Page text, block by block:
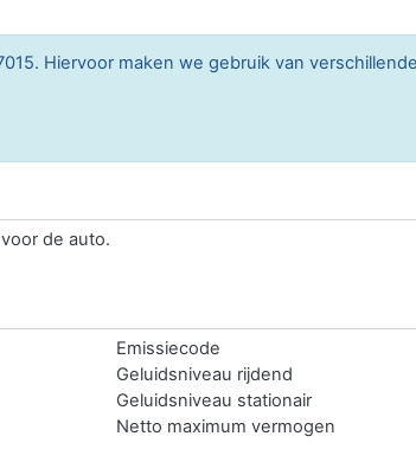
Hiervoor maken we gebruik van
de auto.
Emissiecode
Geluidsniveau rijdend
Geluidsniveau stationair
Netto maximum vermogen